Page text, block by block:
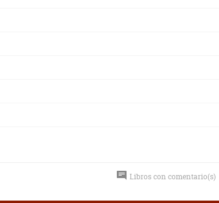
Libros con comentario(s)